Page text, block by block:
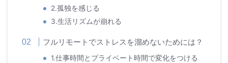
2.孤独を感じる
3.生活リズムが崩れる
フルリモートでストレスを溜めないためには？
1.仕事時間とプライベート時間で変化をつける